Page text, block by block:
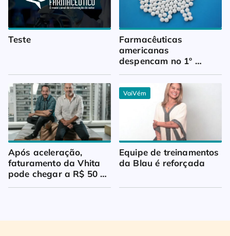
Teste
Farmacêuticas
americanas
despencam no 1º
Após aceleração,
faturamento da Vhita
pode chegar a R$ 50
milhões
VaiVém
Equipe de treinamentos
da Blau é reforçada